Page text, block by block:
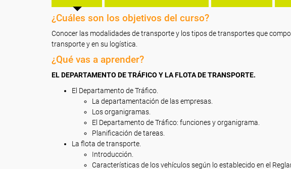
¿Cuáles son los objetivos del curso?
Conocer las modalidades de transporte y los tipos de transportes que
transporte y en su logística.
¿Qué vas a aprender?
EL DEPARTAMENTO DE TRÁFICO Y LA FLOTA DE TRANSPORTE.
El Departamento de Tráfico.
La departamentación de las empresas.
Los organigramas.
El Departamento de Tráfico: funciones y organigrama.
Planificación de tareas.
La flota de transporte.
Introducción.
Características de los vehículos según lo establecido en el